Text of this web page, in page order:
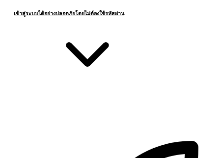
เข้าสู่ระบบได้อย่างปลอดภัยโดยไม่ต้องใช้รหัสผ่าน